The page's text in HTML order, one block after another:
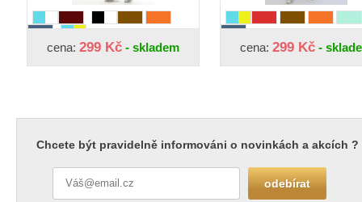
cena: 299 Kč - skladem cena: 299 Kč -
Chcete být pravidelně informováni o novinkách a akcích ?